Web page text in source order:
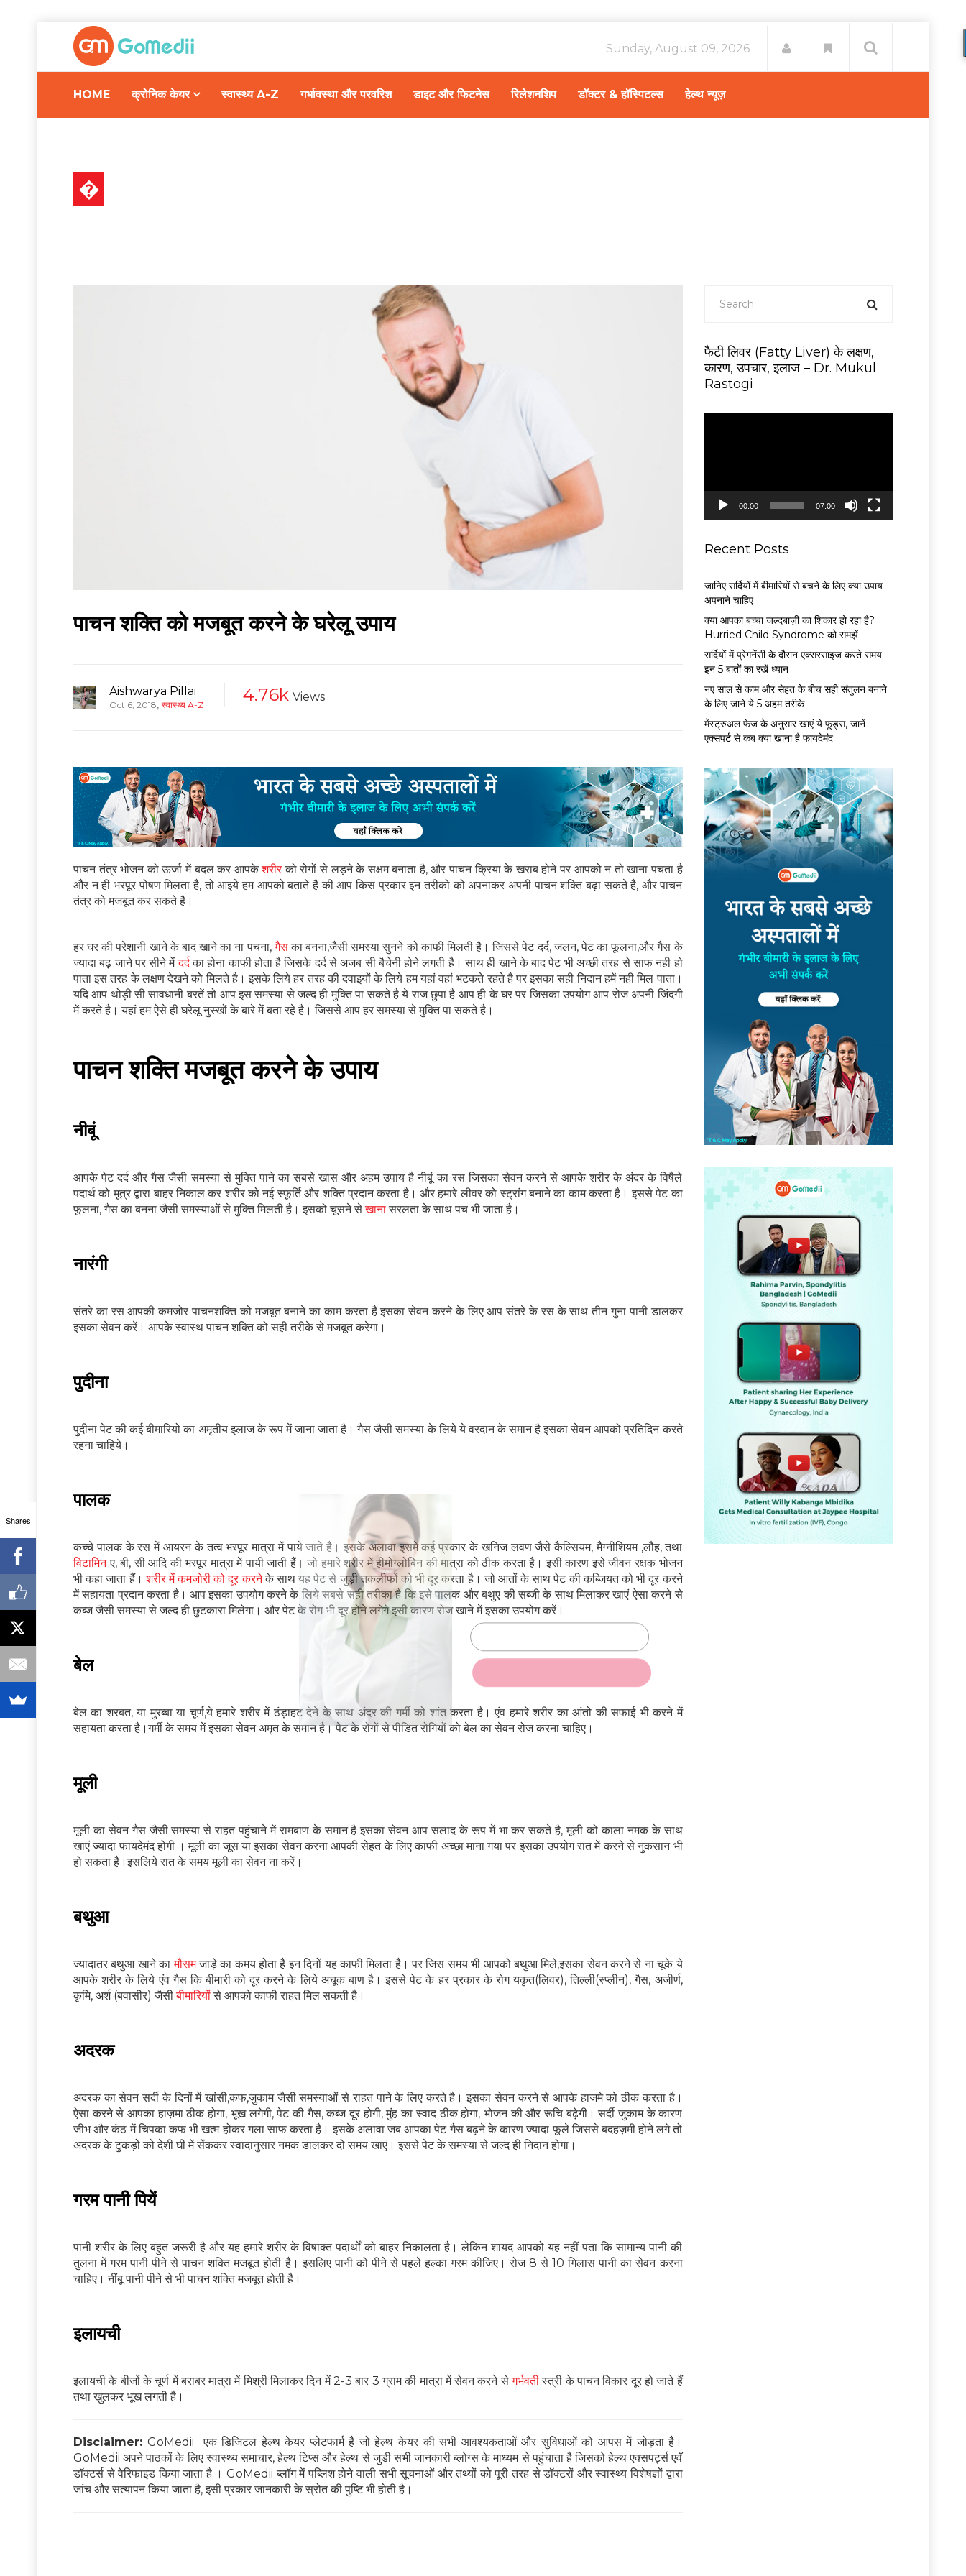
Sunday, August 09, 2026
HOME क्रोनिक केयर स्वास्थ्य A-Z गर्भावस्था और परवरिश डाइट और फिटनेस रिलेशनशिप डॉक्टर & हॉस्पिटल्स हेल्थ न्यूज़
�
पाचन शक्ति को मजबूत करने के घरेलू उपाय
Aishwarya Pillai
Oct 6, 2018, स्वास्थ्य A-Z 4.76k Views
पाचन तंत्र भोजन को ऊर्जा में बदल कर आपकेशरीरको रोगों से लड़ने के सक्षम बनाता है, और पाचन क्रिया के खराब होने पर आपको न तो खाना पचता है
और न ही भरपूर पोषण मिलता है, तो आइये हम आपको बताते है की आप किस प्रकार इन तरीको को अपनाकर अपनी पाचन शक्ति बढ़ा सकते है, और पाचन
तंत्र को मजबूत कर सकते है।
हर घर की परेशानी खाने के बाद खाने का ना पचना,गैसका बनना,जैसी समस्या सुनने को काफी मिलती है। जिससे पेट दर्द, जलन, पेट का फूलना,और गैस के
ज्यादा बढ़ जाने पर सीने मेंदर्दका होना काफी होता है जिसके दर्द से अजब सी बैचेनी होने लगती है। साथ ही खाने के बाद पेट भी अच्छी तरह से साफ नही हो
पाता इस तरह के लक्षण देखने को मिलते है। इसके लिये हर तरह की दवाइयों के लिये हम यहां वहां भटकते रहते है पर इसका सही निदान हमें नही मिल पाता।
यदि आप थोड़ी सी सावधानी बरतें तो आप इस समस्या से जल्द ही मुक्ति पा सकते है ये राज छुपा है आप ही के घर पर जिसका उपयोग आप रोज अपनी जिंदगी
में करते है। यहां हम ऐसे ही घरेलू नुस्खों के बारे में बता रहे है। जिससे आप हर समस्या से मुक्ति पा सकते है।
पाचन शक्ति मजबूत करने के उपाय
नीबूं
आपके पेट दर्द और गैस जैसी समस्या से मुक्ति पाने का सबसे खास और अहम उपाय है नीबूं का रस जिसका सेवन करने से आपके शरीर के अंदर के विषैले
पदार्थ को मूत्र द्वारा बाहर निकाल कर शरीर को नई स्फूर्ति और शक्ति प्रदान करता है। और हमारे लीवर को स्ट्रांग बनाने का काम करता है। इससे पेट का
फूलना, गैस का बनना जैसी समस्याओं से मुक्ति मिलती है। इसको चूसने सेखानासरलता के साथ पच भी जाता है।
नारंगी
संतरे का रस आपकी कमजोर पाचनशक्ति को मजबूत बनाने का काम करता है इसका सेवन करने के लिए आप संतरे के रस के साथ तीन गुना पानी डालकर
इसका सेवन करें। आपके स्वास्थ पाचन शक्ति को सही तरीके से मजबूत करेगा।
पुदीना
पुदीना पेट की कई बीमारियो का अमृतीय इलाज के रूप में जाना जाता है। गैस जैसी समस्या के लिये ये वरदान के समान है इसका सेवन आपको प्रतिदिन करते
रहना चाहिये।
पालक
कच्चे पालक के रस में आयरन के तत्व भरपूर मात्रा में पाये जाते है। इसके अलावा इसमें कई प्रकार के खनिज लवण जैसे कैल्सियम, मैग्नीशियम ,लौह, तथा
विटामिनए, बी, सी आदि की भरपूर मात्रा में पायी जाती हैं। जो हमारे शरीर में हीमोग्लोबिन की मात्रा को ठीक करता है। इसी कारण इसे जीवन रक्षक भोजन
भी कहा जाता हैं।शरीर में कमजोरी को दूर करनेके साथ यह पेट से जुड़ी तकलीफों को भी दूर करता है। जो आतों के साथ पेट की कब्जियत को भी दूर करने
में सहायता प्रदान करता है। आप इसका उपयोग करने के लिये सबसे सही तरीका है कि इसे पालक और बथुए की सब्जी के साथ मिलाकर खाएं ऐसा करने से
कब्ज जैसी समस्या से जल्द ही छुटकारा मिलेगा। और पेट के रोग भी दूर होने लगेगे इसी कारण रोज खाने में इसका उपयोग करें।
बेल
बेल का शरबत, या मुरब्बा या चूर्ण,ये हमारे शरीर में ठंड़ाहट देने के साथ अंदर की गर्मी को शांत करता है। एंव हमारे शरीर का आंतो की सफाई भी करने में
सहायता करता है।गर्मी के समय में इसका सेवन अमृत के समान है। पेट के रोगों से पीडित रोगियों को बेल का सेवन रोज करना चाहिए।
मूली
मूली का सेवन गैस जैसी समस्या से राहत पहुंचाने में रामबाण के समान है इसका सेवन आप सलाद के रूप में भा कर सकते है, मूली को काला नमक के साथ
खाएं ज्यादा फायदेमंद होगी । मूली का जूस या इसका सेवन करना आपकी सेहत के लिए काफी अच्छा माना गया पर इसका उपयोग रात में करने से नुकसान भी
हो सकता है।इसलिये रात के समय मूली का सेवन ना करें।
बथुआ
ज्यादातर बथुआ खाने कामौसमजाड़े का कमय होता है इन दिनों यह काफी मिलता है। पर जिस समय भी आपको बथुआ मिले,इसका सेवन करने से ना चूके ये
आपके शरीर के लिये एंव गैस कि बीमारी को दूर करने के लिये अचूक बाण है। इससे पेट के हर प्रकार के रोग यकृत(लिवर), तिल्ली(स्प्लीन), गैस, अजीर्ण,
कृमि, अर्श (बवासीर) जैसीबीमारियोंसे आपको काफी राहत मिल सकती है।
अदरक
अदरक का सेवन सर्दी के दिनों में खांसी,कफ,जुकाम जैसी समस्याओं से राहत पाने के लिए करते है। इसका सेवन करने से आपके हाजमे को ठीक करता है।
ऐसा करने से आपका हाज़मा ठीक होगा, भूख लगेगी, पेट की गैस, कब्ज दूर होगी, मुंह का स्वाद ठीक होगा, भोजन की और रूचि बढ़ेगी। सर्दी जुकाम के कारण
जीभ और कंठ में चिपका कफ भी खत्म होकर गला साफ करता है। इसके अलावा जब आपका पेट गैस बढ़ने के कारण ज्यादा फूले जिससे बदहज़मी होने लगे तो
अदरक के टुकड़ों को देशी घी में सेंककर स्वादानुसार नमक डालकर दो समय खाएं। इससे पेट के समस्या से जल्द ही निदान होगा।
गरम पानी पियें
पानी शरीर के लिए बहुत जरूरी है और यह हमारे शरीर के विषाक्‍त पदार्थों को बाहर निकालता है। लेकिन शायद आपको यह नहीं पता कि सामान्‍य पानी की
तुलना में गरम पानी पीने से पाचन शक्ति मजबूत होती है। इसलिए पानी को पीने से पहले हल्‍का गरम कीजिए। रोज 8 से 10 गिलास पानी का सेवन करना
चाहिए। नींबू पानी पीने से भी पाचन शक्ति मजबूत होती है।
इलायची
इलायची के बीजों के चूर्ण में बराबर मात्रा में मिश्री मिलाकर दिन में 2-3 बार 3 ग्राम की मात्रा में सेवन करने सेगर्भवतीस्त्री के पाचन विकार दूर हो जाते हैं
तथा खुलकर भूख लगती है।
Disclaimer: GoMedii एक डिजिटल हेल्थ केयर प्लेटफार्म है जो हेल्थ केयर की सभी आवश्यकताओं और सुविधाओं को आपस में जोड़ता है।
GoMedii अपने पाठकों के लिए स्वास्थ्य समाचार, हेल्थ टिप्स और हेल्थ से जुडी सभी जानकारी ब्लोग्स के माध्यम से पहुंचाता है जिसको हेल्थ एक्सपर्ट्स एवँ
डॉक्टर्स से वेरिफाइड किया जाता है । GoMedii ब्लॉग में पब्लिश होने वाली सभी सूचनाओं और तथ्यों को पूरी तरह से डॉक्टरों और स्वास्थ्य विशेषज्ञों द्वारा
जांच और सत्यापन किया जाता है, इसी प्रकार जानकारी के स्रोत की पुष्टि भी होती है।
फैटी लिवर (Fatty Liver) के लक्षण,
कारण, उपचार, इलाज – Dr. Mukul
Rastogi
y
00:00 07:00
Recent Posts
जानिए सर्दियों में बीमारियों से बचने के लिए क्या उपाय
अपनाने चाहिए
क्या आपका बच्चा जल्दबाज़ी का शिकार हो रहा है?
Hurried Child Syndrome को समझें
सर्द‍ियों में प्रेगनेंसी के दौरान एक्सरसाइज करते समय
इन 5 बातों का रखें ध्यान
नए साल से काम और सेहत के बीच सही संतुलन बनाने
के लिए जाने ये 5 अहम तरीके
मेंस्ट्रुअल फेज के अनुसार खाएं ये फूड्स, जानें
एक्सपर्ट से कब क्या खाना है फायदेमंद
Shares
हेल्थकेयर कम्युनिटी को
ज्वाइन करें
निचे बॉक्स में अपना ईमेल एंटर करें और पाएं
स्वास्थ्य संबंधी जानकारी सबसे पहले
No Thanks